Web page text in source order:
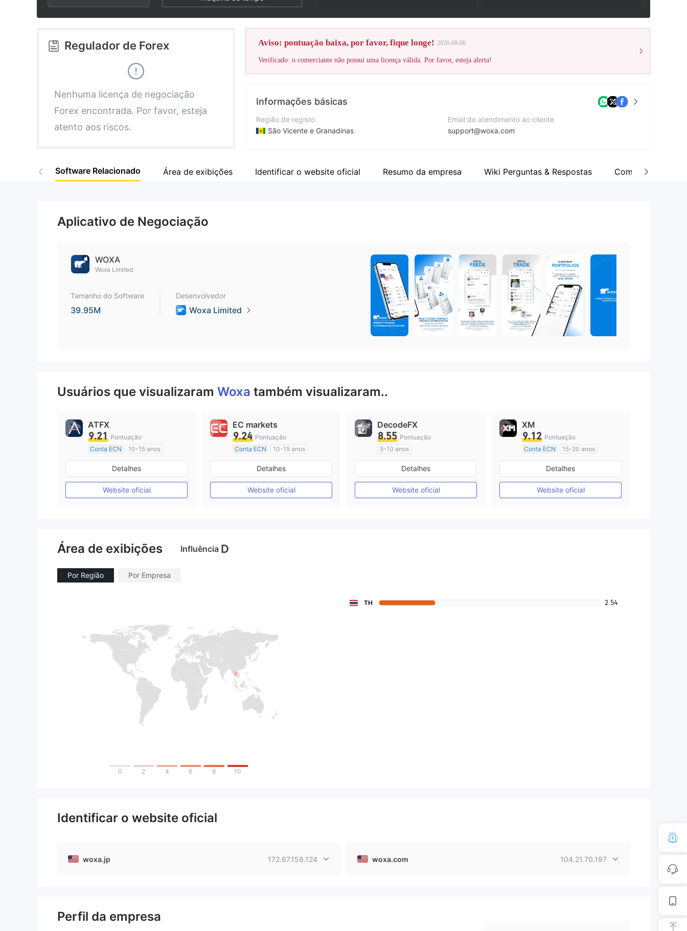
3
4
6
7
8
9
1
2
4
5
6
7
8
9
Regulador de Forex
Nenhuma licença de negociação
Forex encontrada. Por favor, esteja
atento aos riscos.
Aviso: pontuação baixa, por favor, fique longe! 2026-08-06
Verificado: o comerciante não possui uma licença válida. Por favor, esteja alerta!
Informações básicas
Região de registo
São Vicente e Granadinas
Empresa
Email de atendimento ao cliente
support@woxa.com
Endereço da companhia
Software Relacionado Área de exibições Identificar o website oficial Resumo da empresa Wiki Perguntas & Respostas Comentar
Aplicativo de Negociação
WOXA
Woxa Limited
Tamanho do Software
39.95M
Desenvolvedor
Woxa Limited
Usuários que visualizaram Woxa também visualizaram..
ATFX
9.21 Pontuação
Conta ECN
10-15 anos
Austrália Regulamento
Market Marketing (MM)
Etiqueta principal MT4
Detalhes
Website oficial
EC markets
9.24 Pontuação
Conta ECN
10-15 anos
Austrália Regulamento
Market Marketing (MM)
Etiqueta principal MT4
Detalhes
Website oficial
DecodeFX
8.55 Pontuação
5-10 anos
Austrália Regulamento
Market Marketing (MM)
Etiqueta principal MT4
Detalhes
Website oficial
XM
9.12 Pontuação
Conta ECN
15-20 anos
Austrália Regulamento
Market Marketing (MM)
Etiqueta principal MT4
Detalhes
Website oficial
Área de exibições Influência D
Por Região Por Empresa
0 2 4 6 8 10
TH 2.54
Identificar o website oficial
woxa.jp 172.67.158.124 woxa.com 104.21.70.197
Perfil da empresa